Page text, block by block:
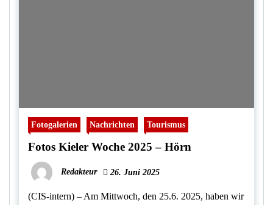
Fotogalerien Nachrichten Tourismus
Fotos Kieler Woche 2025 – Hörn
Redakteur 26. Juni 2025
(CIS-intern) – Am Mittwoch, den 25.6. 2025, haben wir